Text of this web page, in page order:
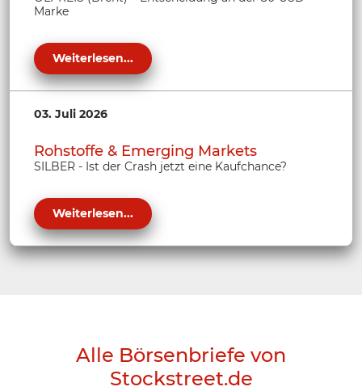
Marke
Weiterlesen...
03. Juli 2026
Rohstoffe & Emerging Markets
SILBER - Ist der Crash jetzt eine Kaufchance?
Weiterlesen...
Alle Börsenbriefe von
Stockstreet.de